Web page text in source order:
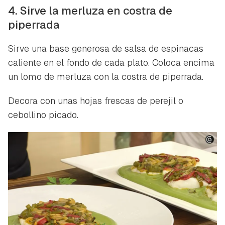
4. Sirve la merluza en costra de
piperrada
Sirve una base generosa de salsa de espinacas
caliente en el fondo de cada plato. Coloca encima
un lomo de merluza con la costra de piperrada.
Decora con unas hojas frescas de perejil o
cebollino picado.